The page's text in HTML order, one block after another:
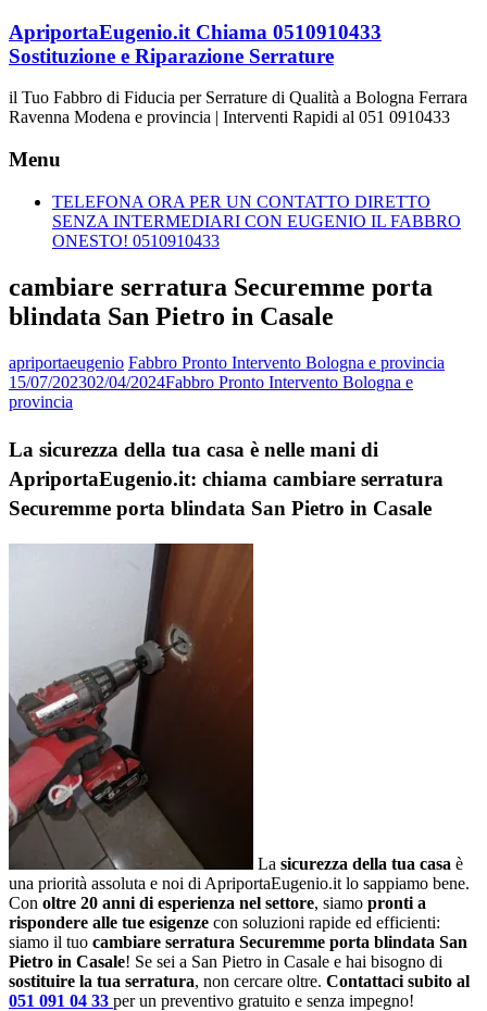
Vai
al
contenuto
ApriportaEugenio.it Chiama 0510910433
Sostituzione e Riparazione Serrature
il Tuo Fabbro di Fiducia per Serrature di Qualità a Bologna Ferrara
Ravenna Modena e provincia | Interventi Rapidi al 051 0910433
Menu
TELEFONA ORA PER UN CONTATTO DIRETTO
SENZA INTERMEDIARI CON EUGENIO IL FABBRO
ONESTO! 0510910433
cambiare serratura Securemme porta
blindata San Pietro in Casale
apriportaeugenio Fabbro Pronto Intervento Bologna e provincia
15/07/202302/04/2024Fabbro Pronto Intervento Bologna e
provincia
La sicurezza della tua casa è nelle mani di
ApriportaEugenio.it: chiama cambiare serratura
Securemme porta blindata San Pietro in Casale
La sicurezza della tua casa è
una priorità assoluta e noi di ApriportaEugenio.it lo sappiamo bene.
Con oltre 20 anni di esperienza nel settore, siamo pronti a
rispondere alle tue esigenze con soluzioni rapide ed efficienti:
siamo il tuo cambiare serratura Securemme porta blindata San
Pietro in Casale! Se sei a San Pietro in Casale e hai bisogno di
sostituire la tua serratura, non cercare oltre. Contattaci subito al
051 091 04 33 per un preventivo gratuito e senza impegno!